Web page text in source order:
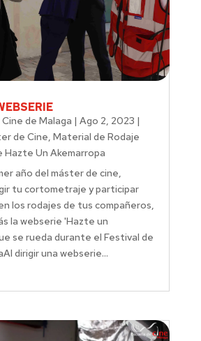
de Malaga | Ago 2, 2023 |
de Cine, Material de Rodaje
Hazte Un Akemarropa
año del máster de cine,
tu cortometraje y participar
los rodajes de tus compañeros,
la webserie 'Hazte un
se rueda durante el Festival de
dirigir una webserie...